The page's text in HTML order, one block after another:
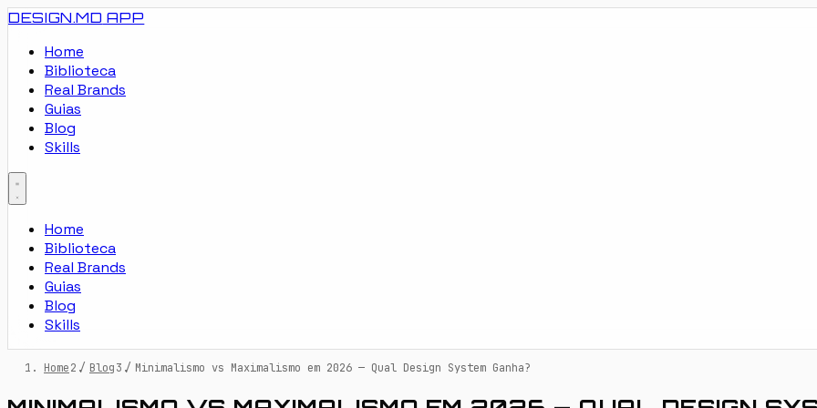
DESIGN.MD APP
Home
Biblioteca
Real Brands
Guias
Blog
Skills
Home
Biblioteca
Real Brands
Guias
Blog
Skills
Home / Blog / Minimalismo vs Maximalismo em 2026 — Qual Design System Ganha?